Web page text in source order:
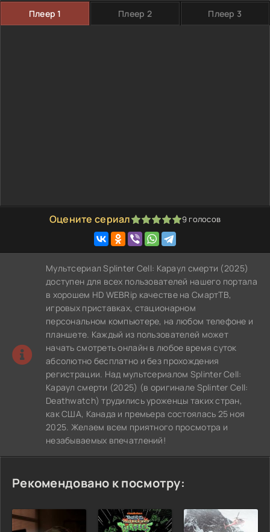
Плеер 1 Плеер 2 Плеер 3
Оцените сериал
1 2 3 4 5 9голосов
Мультсериал Splinter Cell: Караул смерти (2025)
доступен для всех пользователей нашего портала
в хорошем HD WEBRip качестве на СмартТВ,
игровых приставках, стационарном
персональном компьютере, на любом телефоне и
планшете. Каждый из пользователей может
начать смотреть онлайн в любое время суток
абсолютно бесплатно и без прохождения
регистрации. Над мультсериалом Splinter Cell:
Караул смерти (2025) (в оригинале Splinter Cell:
Deathwatch) трудились уроженцы таких стран,
как США, Канада и премьера состоялась 25 ноя
2025. Желаем всем приятного просмотра и
незабываемых впечатлений!
Рекомендовано к посмотру: